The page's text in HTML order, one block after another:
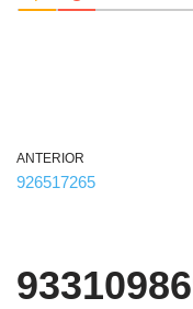
ANTERIOR
926517265